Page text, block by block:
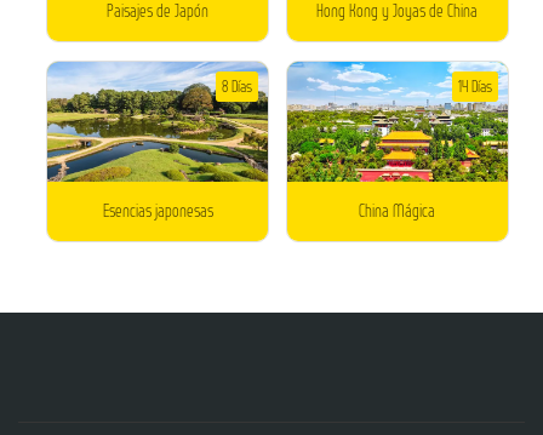
Paisajes de Japón Hong Kong y Joyas de China
Esencias japonesas
8 Días
China Mágica
14 Días